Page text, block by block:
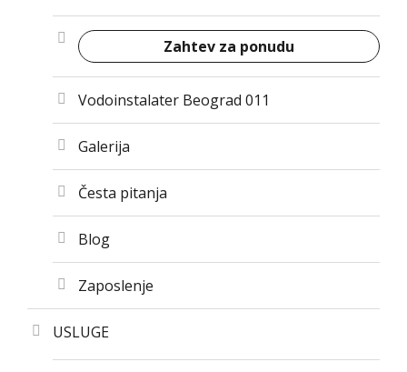
Zahtev za ponudu
Vodoinstalater Beograd 011
Galerija
Česta pitanja
Blog
Zaposlenje
USLUGE